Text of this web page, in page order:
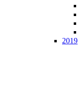
2019